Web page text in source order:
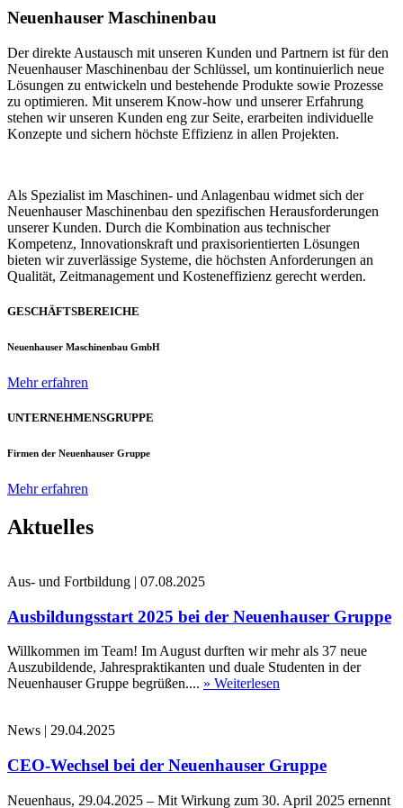
Neuenhauser Maschinenbau
Der direkte Austausch mit unseren Kunden und Partnern ist für den
Neuenhauser Maschinenbau der Schlüssel, um kontinuierlich neue
Lösungen zu entwickeln und bestehende Produkte sowie Prozesse
zu optimieren. Mit unserem Know-how und unserer Erfahrung
stehen wir unseren Kunden eng zur Seite, erarbeiten individuelle
Konzepte und sichern höchste Effizienz in allen Projekten.
Als Spezialist im Maschinen- und Anlagenbau widmet sich der
Neuenhauser Maschinenbau den spezifischen Herausforderungen
unserer Kunden. Durch die Kombination aus technischer
Kompetenz, Innovationskraft und praxisorientierten Lösungen
bieten wir zuverlässige Systeme, die höchsten Anforderungen an
Qualität, Zeitmanagement und Kosteneffizienz gerecht werden.
GESCHÄFTSBEREICHE
Neuenhauser Maschinenbau GmbH
Mehr erfahren
UNTERNEHMENSGRUPPE
Firmen der Neuenhauser Gruppe
Mehr erfahren
Aktuelles
Aus- und Fortbildung | 07.08.2025
Ausbildungsstart 2025 bei der Neuenhauser Gruppe
Willkommen im Team! Im August durften wir mehr als 37 neue
Auszubildende, Jahrespraktikanten und duale Studenten in der
Neuenhauser Gruppe begrüßen.... » Weiterlesen
News | 29.04.2025
CEO-Wechsel bei der Neuenhauser Gruppe
Neuenhaus, 29.04.2025 – Mit Wirkung zum 30. April 2025 ernennt